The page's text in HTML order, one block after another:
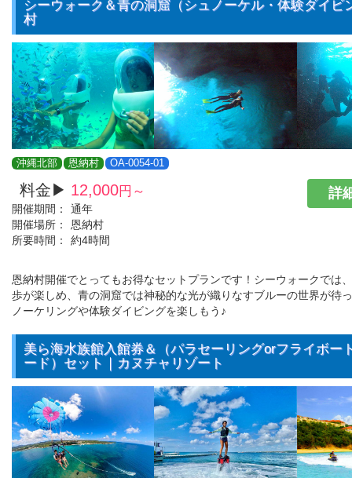
シーウォーク＆青の洞窟（シュノーケル・体験ダイビ
村
沖縄北部 恩納村 OA-0054-01
料金▶ 12,000円～
開催期間：
通年
開催場所：
恩納村
所要時間：
約4時間
詳
恩納村開催でとってもお得なセットプランです！シーウォークでは
歩が楽しめ、青の洞窟では神秘的な光が織りなすブルーの世界が待
ノーケリングや体験ダイビングを楽しもう♪
美ら海水族館入館券＆（パラセーリングorフライボー
ード）セット｜カヌチャリゾート